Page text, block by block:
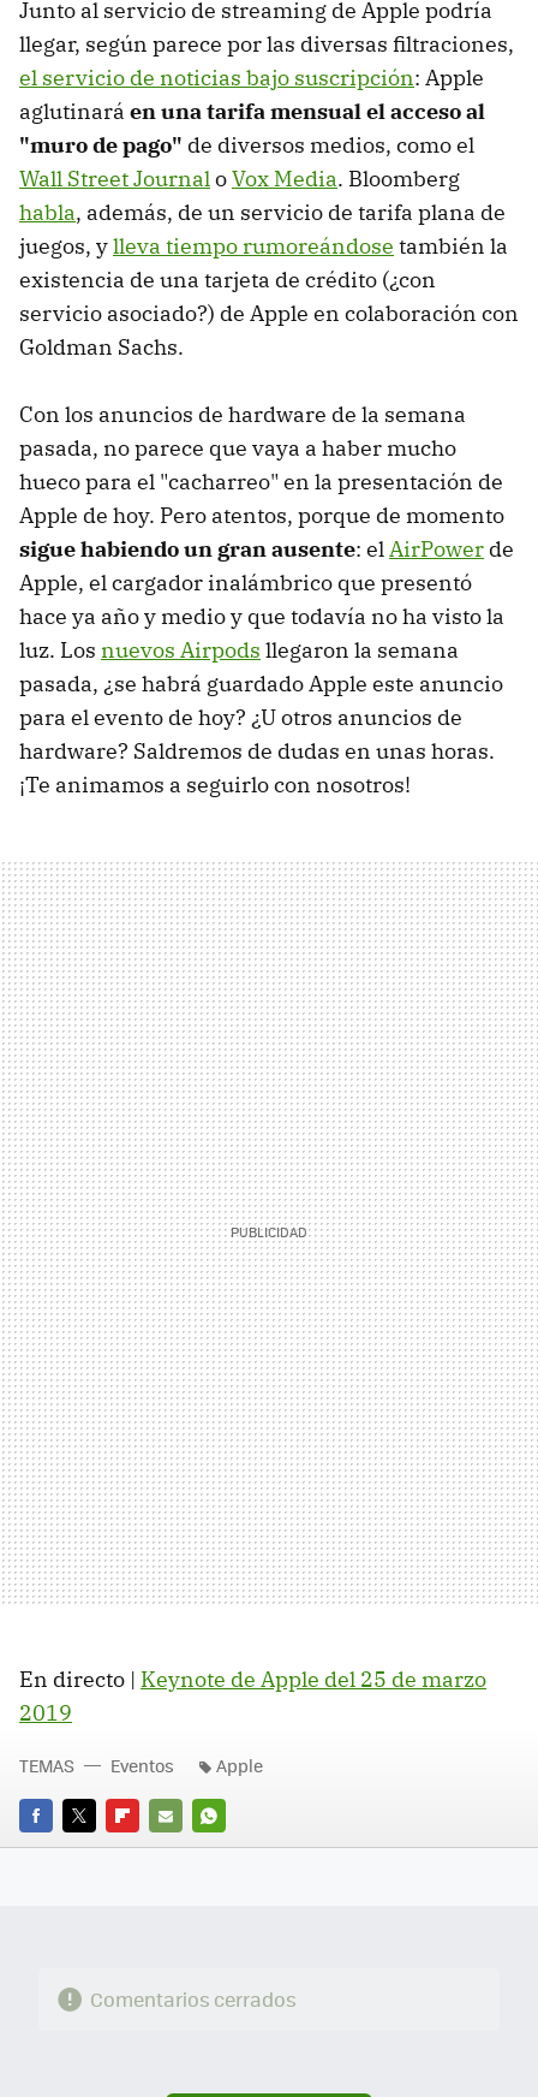
Junto al servicio de streaming de Apple podría
llegar, según parece por las diversas filtraciones,
el servicio de noticias bajo suscripción: Apple
aglutinará en una tarifa mensual el acceso al
"muro de pago" de diversos medios, como el
Wall Street JournaloVox Media. Bloomberg
habla, además, de un servicio de tarifa plana de
juegos, ylleva tiempo rumoreándose también la
existencia de una tarjeta de crédito (¿con
servicio asociado?) de Apple en colaboración con
Goldman Sachs.
Con los anuncios de hardware de la semana
pasada, no parece que vaya a haber mucho
hueco para el "cacharreo" en la presentación de
Apple de hoy. Pero atentos, porque de momento
sigue habiendo un gran ausente: elAirPower de
Apple, el cargador inalámbrico que presentó
hace ya año y medio y que todavía no ha visto la
luz. Los nuevos Airpods llegaron la semana
pasada, ¿se habrá guardado Apple este anuncio
para el evento de hoy? ¿U otros anuncios de
hardware? Saldremos de dudas en unas horas.
¡Te animamos a seguirlo con nosotros!
En directo | Keynote de Apple del 25 de marzo
2019
FACEBOOK
TWITTERFLIPBOARD
E-
WHATSAPP
TEMAS Eventos Apple
Comentarios cerrados